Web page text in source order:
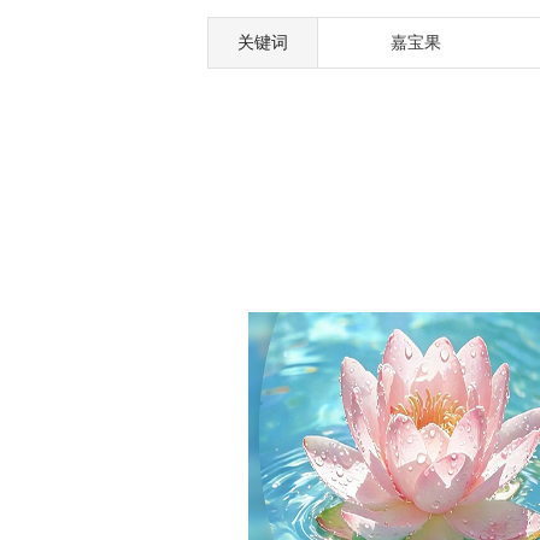
关键词 嘉宝果